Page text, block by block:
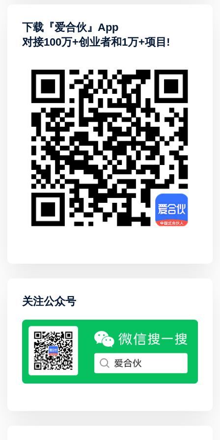
下载『爱合伙』App
对接100万+创业者和1万+项目!
关注公众号